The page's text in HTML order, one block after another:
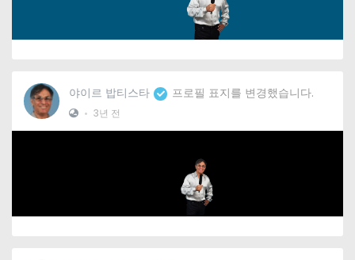
야이르 밥티스타 프로필 표지를 변경했습니다.
• 3년 전